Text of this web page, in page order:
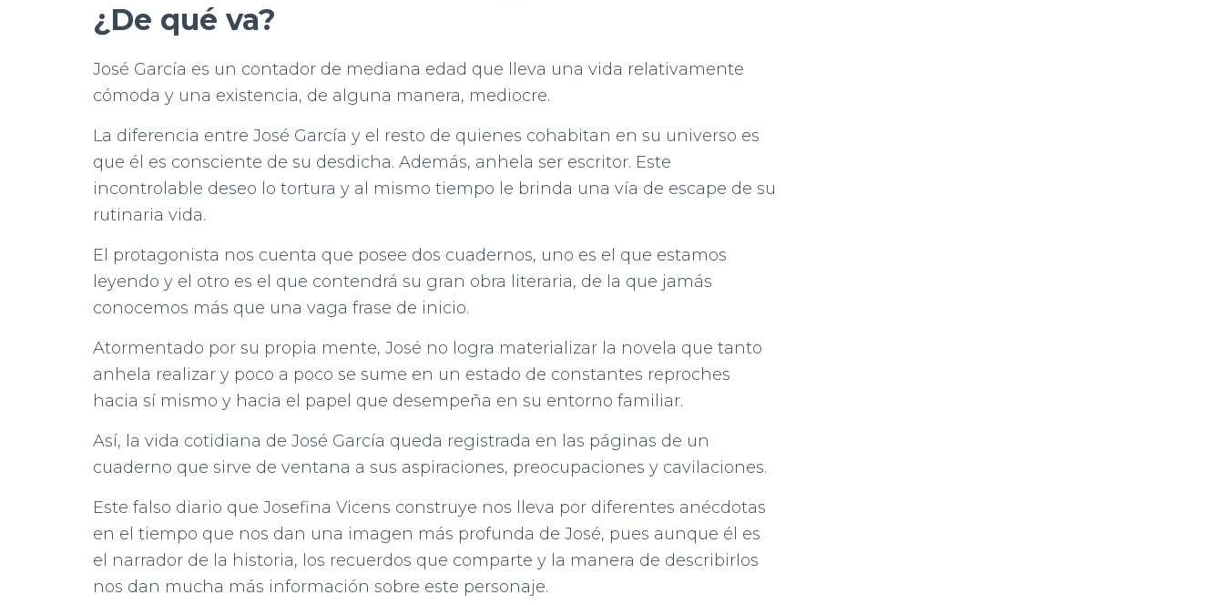
¿De qué va?
José García es un contador de mediana edad que lleva una vida relativamente
cómoda y una existencia, de alguna manera, mediocre.
La diferencia entre José García y el resto de quienes cohabitan en su universo es
que él es consciente de su desdicha. Además, anhela ser escritor. Este
incontrolable deseo lo tortura y al mismo tiempo le brinda una vía de escape de su
rutinaria vida.
El protagonista nos cuenta que posee dos cuadernos, uno es el que estamos
leyendo y el otro es el que contendrá su gran obra literaria, de la que jamás
conocemos más que una vaga frase de inicio.
Atormentado por su propia mente, José no logra materializar la novela que tanto
anhela realizar y poco a poco se sume en un estado de constantes reproches
hacia sí mismo y hacia el papel que desempeña en su entorno familiar.
Así, la vida cotidiana de José García queda registrada en las páginas de un
cuaderno que sirve de ventana a sus aspiraciones, preocupaciones y cavilaciones.
Este falso diario que Josefina Vicens construye nos lleva por diferentes anécdotas
en el tiempo que nos dan una imagen más profunda de José, pues aunque él es
el narrador de la historia, los recuerdos que comparte y la manera de describirlos
nos dan mucha más información sobre este personaje.